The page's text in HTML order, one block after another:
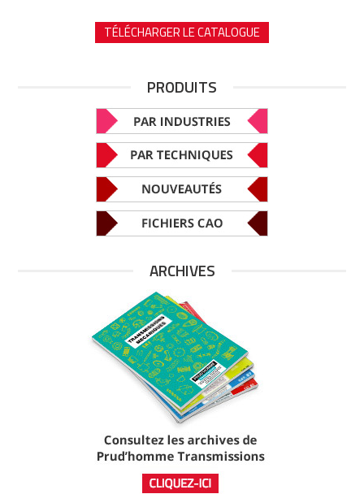
TÉLÉCHARGER LE CATALOGUE
PRODUITS
ARCHIVES